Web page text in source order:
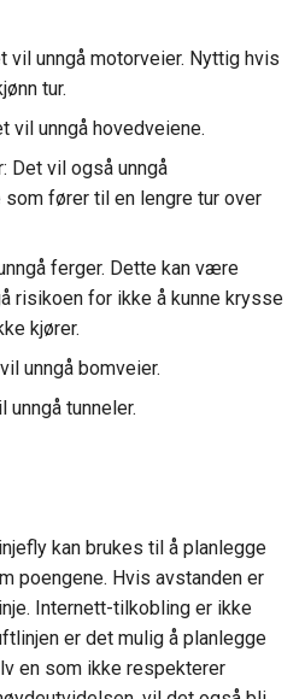
vil unngå motorveier. Nyttig hvis
tur.
vil unngå hovedveiene.
Det vil også unngå
fører til en lengre tur over
ferger. Dette kan være
risikoen for ikke å kunne krysse
kjører.
unngå bomveier.
unngå tunneler.
kan brukes til å planlegge
poengene. Hvis avstanden er
Internett-tilkobling er ikke
er det mulig å planlegge
en som ikke respekterer